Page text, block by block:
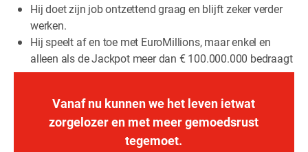
Hij doet zijn job ontzettend graag en blijft zeker verder
werken.
Hij speelt af en toe met EuroMillions, maar enkel en
alleen als de Jackpot meer dan € 100.000.000 bedraagt
Vanaf nu kunnen we het leven ietwat
zorgelozer en met meer gemoedsrust
tegemoet.